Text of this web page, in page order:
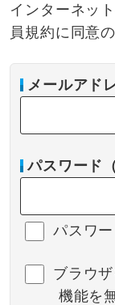
インターネッ
員規約に同意
メールアド
パスワード
パスワ
ブラウ
機能を